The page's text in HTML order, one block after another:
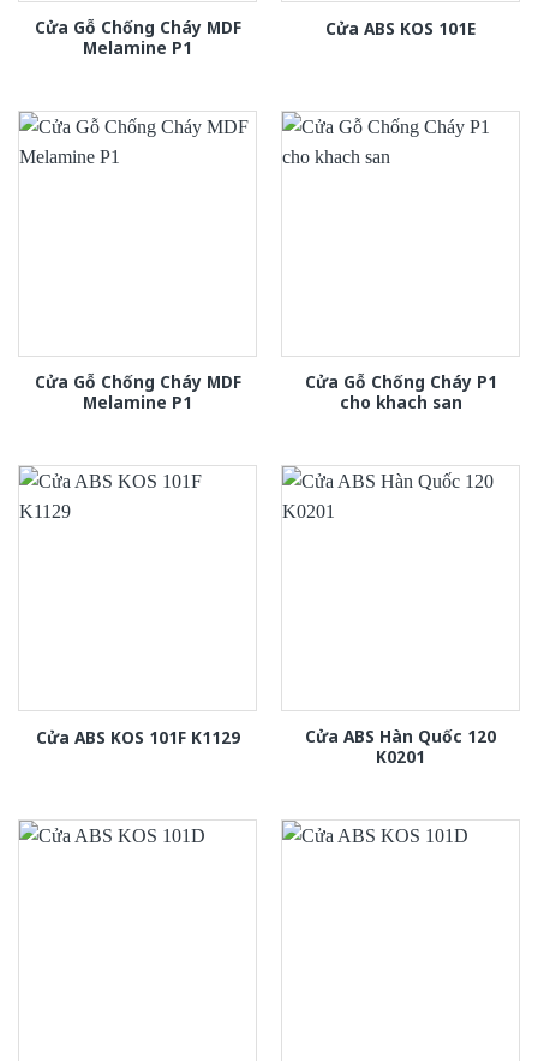
Cửa Gỗ Chống Cháy MDF
Melamine P1
Cửa ABS KOS 101E
Cửa Gỗ Chống Cháy MDF
Melamine P1
Cửa Gỗ Chống Cháy P1
cho khach san
Cửa ABS KOS 101F K1129
Cửa ABS Hàn Quốc 120
K0201